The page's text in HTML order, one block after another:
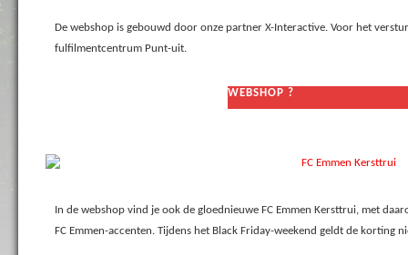
De webshop is gebouwd door onze partner X-Interactive. Voor het
fulfilmentcentrum Punt-uit.
WEBSHOP ?
In de webshop vind je ook de gloednieuwe FC Emmen Kersttrui, met
FC Emmen-accenten. Tijdens het Black Friday-weekend geldt de korting